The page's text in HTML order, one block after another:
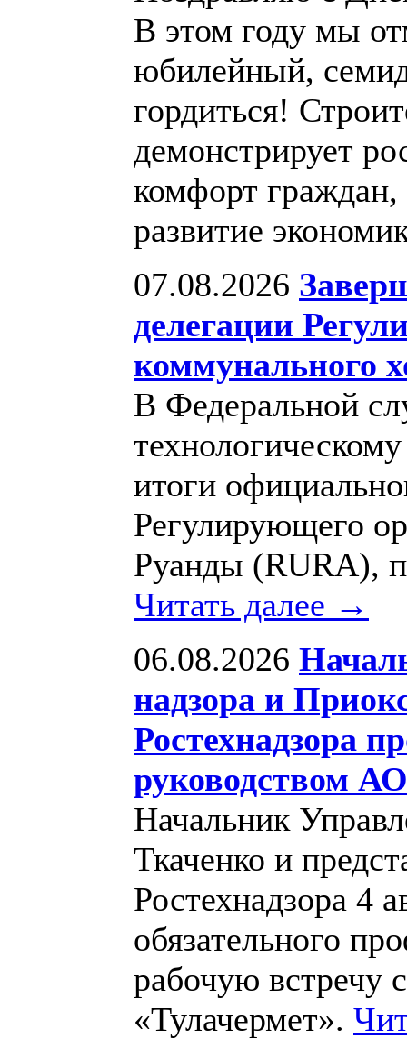
В этом году мы
юбилейный,
гордиться!
демонстрирует
комфорт граждан,
развитие
07.08.2026
делегации
коммунального
В Федеральной
итоги
Регулирующего
Руанды (RURA),
Читать далее →
06.08.2026
надзора и
Ростехнадзора
руководством
Начальник
Ткаченко и
Ростехнадзора 4
обязательного
рабочую встречу
«Тулачермет».